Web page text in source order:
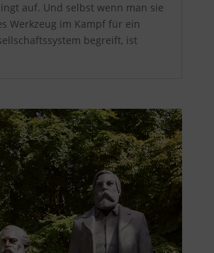
auf. Und selbst wenn man sie
Werkzeug im Kampf für ein
begreift, ist